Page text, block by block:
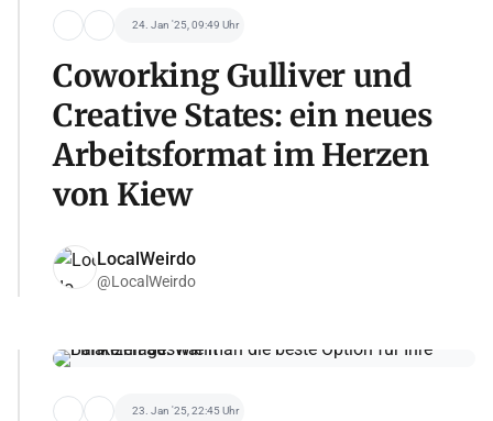
24. Jan '25, 09:49 Uhr
Coworking Gulliver und
Creative States: ein neues
Arbeitsformat im Herzen
von Kiew
LocalWeirdo
@LocalWeirdo
23. Jan '25, 22:45 Uhr